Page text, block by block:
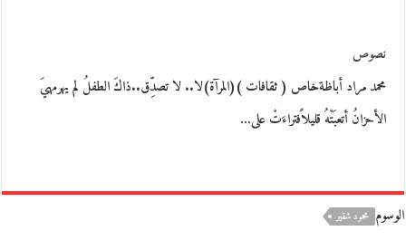
نصوص
محمد مراد أباظةخاص ( ثقافات )(المرآة)لا.. لا تصدِّق..ذاكَ الطفلُ لم يهرمهيَ
الأحزانُ أتعبَتْهُ قليلاًفتراءَتْ على…
الوسوم محمود شقير